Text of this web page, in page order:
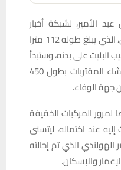
الأمير، لشبكة أخبار
الناصرية، أن الجسر الحديدي البديل، الذي يبلغ طوله 112 مترا
البليت على بدنه، وستبدأ
قريبا أعمال المحجر الحديدي وإنشاء المقتربات بطول 450
المركبات الخفيفة
عند اكتماله، ليتسنى
الهولندي الذي تم إحالته
والإسكان.